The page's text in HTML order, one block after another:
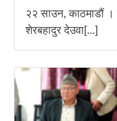
२२ साउन, काठमाडौं ।
शेरबहादुर देउवा[...]